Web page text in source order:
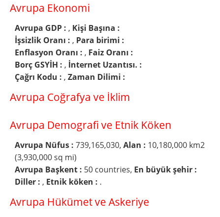
Avrupa Ekonomi
Avrupa GDP : , Kişi Başına :
İşsizlik Oranı : , Para birimi :
Enflasyon Oranı : , Faiz Oranı :
Borç GSYİH : , İnternet Uzantısı. :
Çağrı Kodu : , Zaman Dilimi :
Avrupa Coğrafya ve İklim
Avrupa Demografi ve Etnik Köken
Avrupa Nüfus : 739,165,030, Alan : 10,180,000 km2
(3,930,000 sq mi)
Avrupa Başkent : 50 countries, En büyük şehir :
Diller : , Etnik köken : .
Avrupa Hükümet ve Askeriye